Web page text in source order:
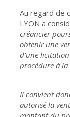
Au regard de
LYON a
créancier
obtenir une
d’une
procédure à la
Il convient
autorisé la